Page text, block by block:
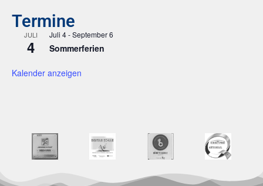
Termine
JULI
4
Juli 4-September 6
Sommerferien
Kalender anzeigen